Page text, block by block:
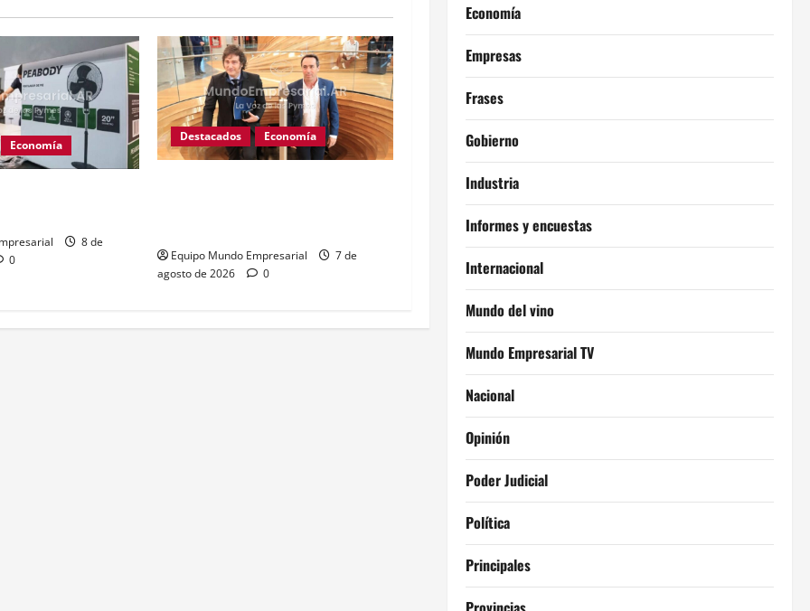
Economía
8 de
0
Destacados Economía
Equipo Mundo Empresarial
7 de
agosto de 2026
0
Economía
Empresas
Frases
Gobierno
Industria
Informes y encuestas
Internacional
Mundo del vino
Mundo Empresarial TV
Nacional
Opinión
Poder Judicial
Política
Principales